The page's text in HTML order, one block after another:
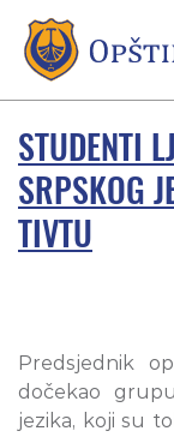
STUDENTI
SRPSKOG
TIVTU
Predsjednik
dočekao
jezika, koji su